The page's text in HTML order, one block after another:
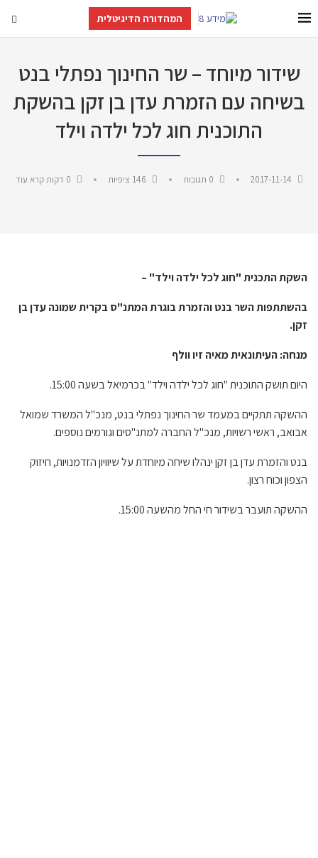
המהדורה הדיגיטלית
שידור מיוחד – שר החינוך נפתלי בנט
בשיחה עם הזמרת עדן בן זקן בהשקת
התוכנית חוג לכל ילדה וילד
2017-11-14
146 ציפיות
השקת התכנית "חוג לכל ילדה וילד" –
בהשתתפות השר בנט והזמרת בוגרת המתנ"ס בקרית שמונה עדן בן
זקן.
מנחה: העיתונאית מאיה זיו וולף
היום תושק התוכנית "חוג לכל ילדה וילד" בכרמיאל בשעה 15:00.
ההשקה תתקיים במעמד שר החינוך נפתלי בנט, מנכ"ל המשרד שמואל
אבואב, ראשי רשויות, מנכ"ל החברה למתנ"סים וגורמים נוספים.
בנט והזמרת עדן בן זקן ינהלו שיחה מיוחדת על שיוויון הזדמנויות, חיזוק
הצפון וכוח רצון.
ההשקה תועבר בשידור חי החל מהשעה 15:00.